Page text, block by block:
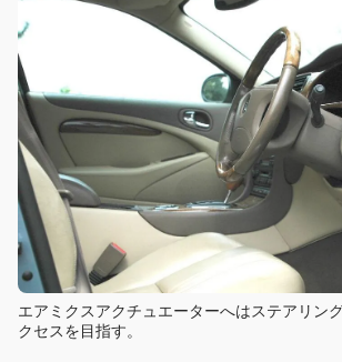
エアミクスアクチュエーターへはステアリン
クセスを目指す。